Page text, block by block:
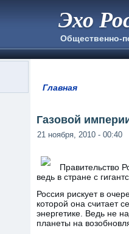
Эхо
Общественно-
Главная
Газовой
21 ноября, 2010 - 00:40
Правительство
ведь в стране с
Россия рискует в
которой она считает
энергетике. Ведь не
планеты на